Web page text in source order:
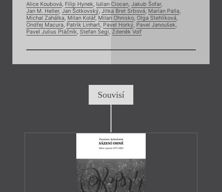
Alice Koubová, Filip Hynek, Iulian Ciocan, Jakub Šofar,
Jan M. Heller, Jan Šotkovský, Jitka Bret Srbová, Marian Palla,
Michal Zahálka, Milan Kolář, Milan Ohnisko, Olga Stehlíková,
Ondřej Macura, Patrik Linhart, Pavel Horký, Pavel Janoušek,
Pavel Julius Ptáčník, Stefan Segi, Zdeněk Volf
Souvisí